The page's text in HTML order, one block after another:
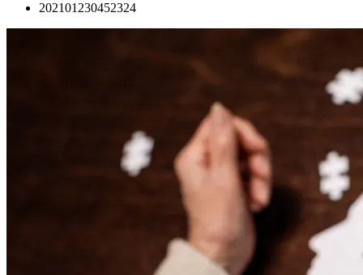
202101230452324